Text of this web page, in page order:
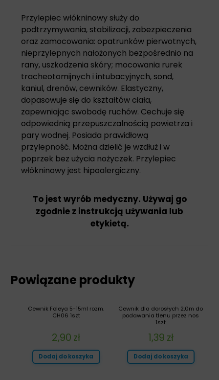
Przylepiec włókninowy służy do
podtrzymywania, stabilizacji, zabezpieczenia
oraz zamocowania: opatrunków pierwotnych,
nieprzylepnych nałożonych bezpośrednio na
rany, uszkodzenia skóry; mocowania rurek
tracheotomijnych i intubacyjnych, sond,
kaniul, drenów, cewników. Elastyczny,
dopasowuje się do kształtów ciała,
zapewniając swobodę ruchów. Cechuje się
odpowiednią przepuszczalnością powietrza i
pary wodnej. Posiada prawidłową
przylepność. Można dzielić je wzdłuż i w
poprzek bez użycia nożyczek. Przylepiec
włókninowy jest hipoalergiczny.
To jest wyrób medyczny. Używaj go
zgodnie z instrukcją używania lub
etykietą.
Powiązane produkty
Cewnik dla dorosłych 2,0m do
podawania tlenu przez nos
1szt
1,39 zł
Dodaj do koszyka
Cewnik Foleya 5-15ml rozm.
CH06 1szt
2,90 zł
Dodaj do koszyka